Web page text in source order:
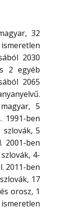
32
2030
2 egyéb
2065
5
1991-ben
szlovák, 5
2001-ben
4-
2011-ben
17
orosz, 1